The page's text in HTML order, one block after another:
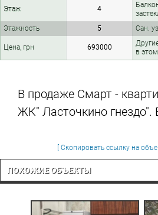
Этаж 4
Этажность 5 Сан.
Цена, грн 693000
в
В продаже Смарт -
ЖК" Ласточкино гнездо".
[ Скопировать ссылку на
ПОХОЖИЕ ОБЪЕКТЫ